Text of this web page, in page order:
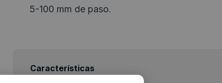
5-100 mm de paso.
Características